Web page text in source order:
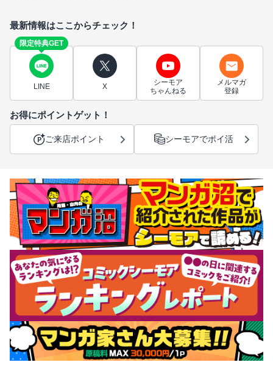
最新情報はここからチェック！
限定特典GET
LINE X
シーモア
ちゃんねる
メルマガ
登録
お得にポイントゲット！
ご来店ポイント シーモアでポイ活